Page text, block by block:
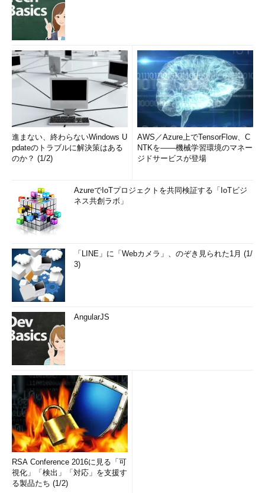
進まない、終わらないWindows U
pdateのトラブルに解決策はある
のか？ (1/2)
AWS／Azure上でTensorFlow、C
NTKを――機械学習環境のマネー
ジドサービスが登場
AzureでIoTプロジェクトを共同検証する「IoTビジ
ネス共創ラボ」
「LINE」に「Webカメラ」、のぞき見られた1月 (1/
3)
AngularJS
RSA Conference 2016に見る「可
視化」「検出」「対応」を支援す
る製品たち (1/2)